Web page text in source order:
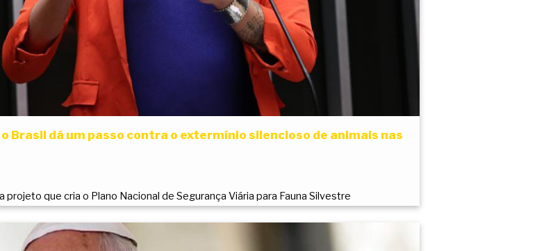
Brasil dá um passo contra o extermínio silencioso de animais nas
que cria o Plano Nacional de Segurança Viária para Fauna Silvestre